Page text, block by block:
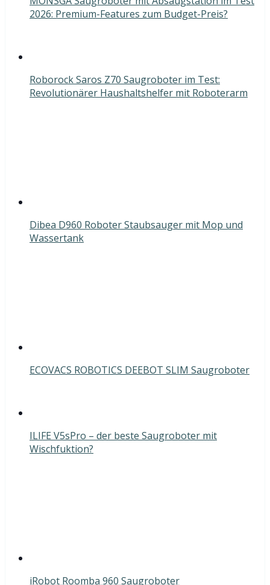
2026: Premium-Features zum Budget-Preis?
Roborock Saros Z70 Saugroboter im Test:
Revolutionärer Haushaltshelfer mit Roboterarm
Dibea D960 Roboter Staubsauger mit Mop und
Wassertank
ECOVACS ROBOTICS DEEBOT SLIM Saugroboter
ILIFE V5sPro – der beste Saugroboter mit
Wischfuktion?
iRobot Roomba 960 Saugroboter